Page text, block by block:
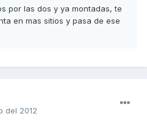
por las dos y ya montadas, te
en mas sitios y pasa de ese
del 2012